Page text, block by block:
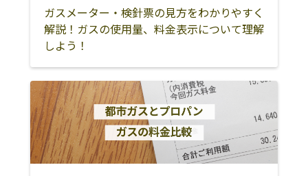
ガスメーター・検針票の見方をわかりやすく
解説！ガスの使用量、料金表示について理解
しよう！